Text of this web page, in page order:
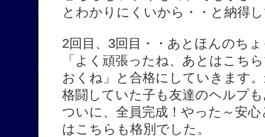
とわかりにくいから・・と納得
2回目、3回目・・あとほんのち
「よく頑張ったね、あとはこち
おくね」と合格にしていきます
格闘していた子も友達のヘルプ
ついに、全員完成！やった～安
はこちらも格別でした。